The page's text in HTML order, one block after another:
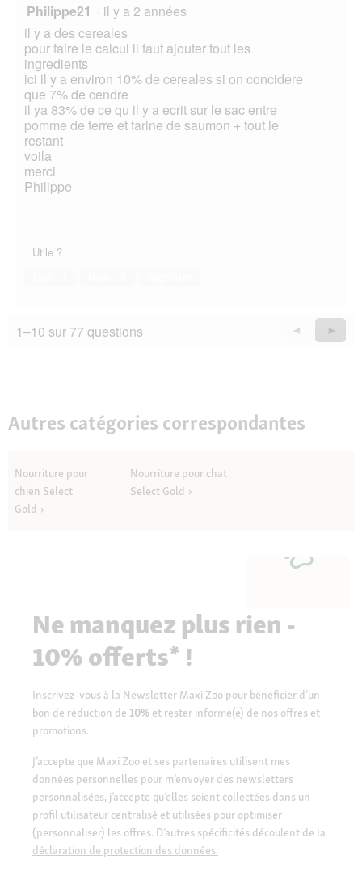
Philippe21 · il y a 2 années
il y a des cereales
pour faire le calcul il faut ajouter tout les
ingredients
ici il y a environ 10% de cereales si on concidere
que 7% de cendre
il ya 83% de ce qu il y a ecrit sur le sac entre
pomme de terre et farine de saumon + tout le
restant
voila
merci
Philippe
Utile ?
1–10 sur 77 questions
Précédent
Questions
◄ ►
Autres catégories correspondantes
Nourriture pour
chien Select
Gold
Nourriture pour chat
Select Gold
Ne manquez plus rien -
10% offerts* !
Inscrivez-vous à la Newsletter Maxi Zoo pour bénéficier d’un
bon de réduction de 10% et rester informé(e) de nos offres et
promotions.
J’accepte que Maxi Zoo et ses partenaires utilisent mes
données personnelles pour m’envoyer des newsletters
personnalisées, j’accepte qu’elles soient collectées dans un
profil utilisateur centralisé et utilisées pour optimiser
(personnaliser) les offres. D’autres spécificités découlent de la
déclaration de protection des données.